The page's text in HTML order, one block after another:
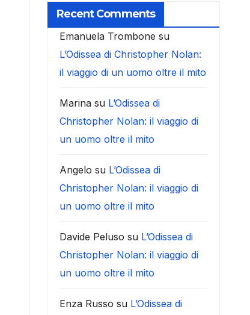
Recent Comments
Emanuela Trombone su
L’Odissea di Christopher Nolan:
il viaggio di un uomo oltre il mito
Marinasu L’Odissea di
Christopher Nolan: il viaggio di
un uomo oltre il mito
Angelo su L’Odissea di
Christopher Nolan: il viaggio di
un uomo oltre il mito
Davide Peluso su L’Odissea di
Christopher Nolan: il viaggio di
un uomo oltre il mito
Enza Russo su L’Odissea di